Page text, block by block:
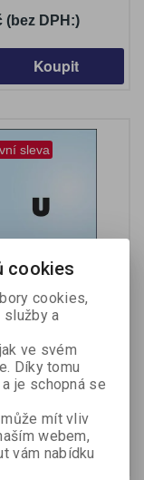
(bez DPH:)
Koupit
sleva
obal Copy - A4
my / 100 ks
Karton P+P
číslo:431210
DPH:)
Koupit
cookies
cookies,
služby a
ve svém
Díky tomu
je schopná se
mít vliv
webem,
vám nabídku